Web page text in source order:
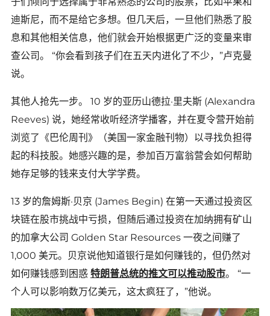
迪斯尼，而不是给它多想。但几天后，一旦他们熟悉了股
息和其他相关信息，他们就会开始根据更广泛的变量来审
查公司。 “你会看到孩子们在五天内进化了不少，”卢克曼
说。
其他人抢先一步。 10 岁的亚历山德拉·里夫斯 (Alexandra
Reeves) 说，她经常收听经济学播客，并在夏令营开始前
浏览了《巴伦周刊》（美国一家金融刊物）以寻找负担得
起的科技股。她感兴趣的是，参加百万富翁营会如何帮助
她存足够的钱来支付大学学费。
13 岁的詹姆斯·贝京 (James Begin) 在第一天通过投资区
块链在股市挑战中亏损，但随后通过投资在加纳拥有矿山
的加拿大公司 Golden Star Resources 一夜之间赚了
1,000 美元。贝京说他知道银行是如何赚钱的，但仍然对
如何赚钱感到困惑 特朗普总统的推文可以推动股市。 “一
个人可以影响数万亿美元，这太疯狂了，”他说。